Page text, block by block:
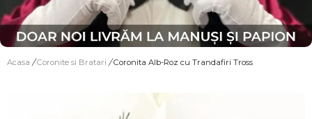
Acasa / Coronite si Bratari / Coronita Alb-Roz cu Trandafiri Tross